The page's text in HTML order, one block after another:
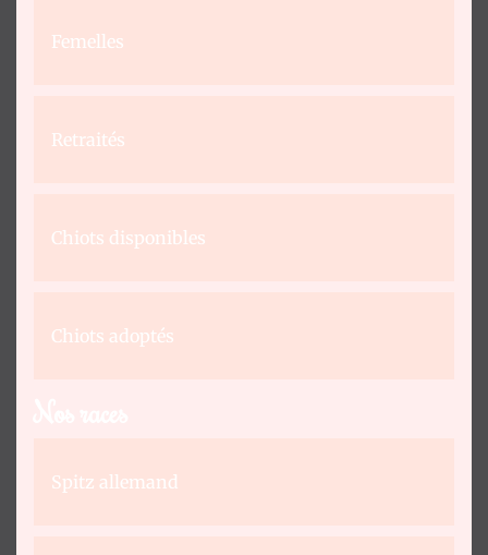
Femelles
Retraités
Chiots disponibles
Chiots adoptés
Spitz allemand